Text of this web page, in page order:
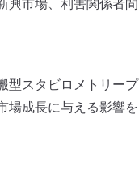
型スタビロメトリープ
場成長に与える影響を